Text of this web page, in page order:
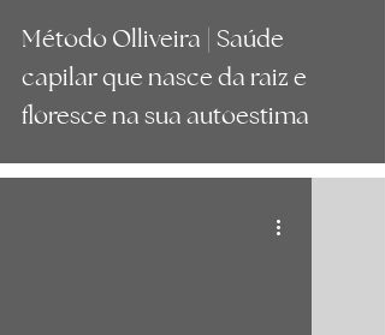
Método Olliveira | Saúde
capilar que nasce da raiz e
floresce na sua autoestima